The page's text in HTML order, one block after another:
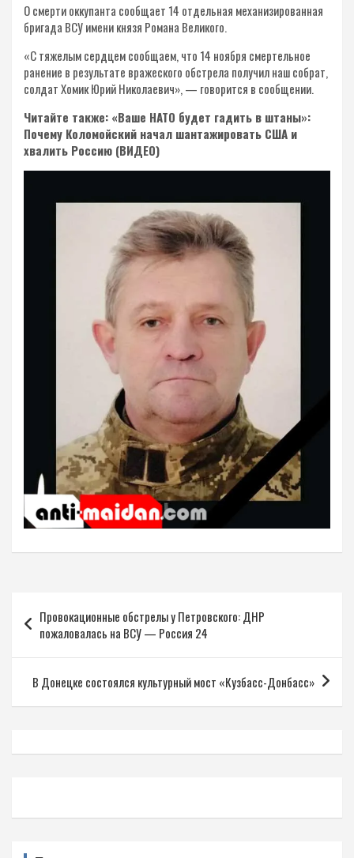
О смерти оккупанта сообщает 14 отдельная механизированная
бригада ВСУ имени князя Романа Великого.
«С тяжелым сердцем сообщаем, что 14 ноября смертельное
ранение в результате вражеского обстрела получил наш собрат,
солдат Хомик Юрий Николаевич», — говорится в сообщении.
Читайте также: «Ваше НАТО будет гадить в штаны»:
Почему Коломойский начал шантажировать США и
хвалить Россию (ВИДЕО)
по
записям
Провокационные обстрелы у Петровского: ДНР
пожаловалась на ВСУ — Россия 24
В Донецке состоялся культурный мост «Кузбасс-Донбасс»